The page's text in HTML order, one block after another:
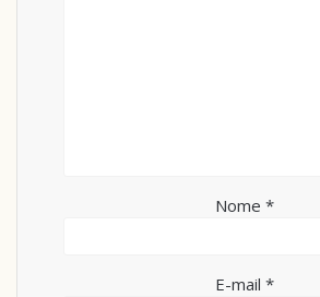
Nome *
E-mail *